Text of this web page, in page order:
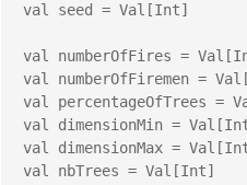
val seed = Val[Int]
val numberOfFires =
val numberOfFiremen =
val percentageOfTrees =
val dimensionMin =
val dimensionMax =
val nbTrees = Val[Int]